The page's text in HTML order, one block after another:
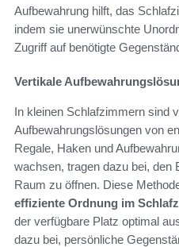
Aufbewahrung hilft, das
indem sie unerwünschte
Zugriff auf benötigte
Vertikale
In kleinen Schlafzimmern sind
Aufbewahrungslösungen von
Regale, Haken und
wachsen, tragen dazu bei, den
Raum zu öffnen. Diese
effiziente Ordnung im
der verfügbare Platz optimal
dazu bei, persönliche